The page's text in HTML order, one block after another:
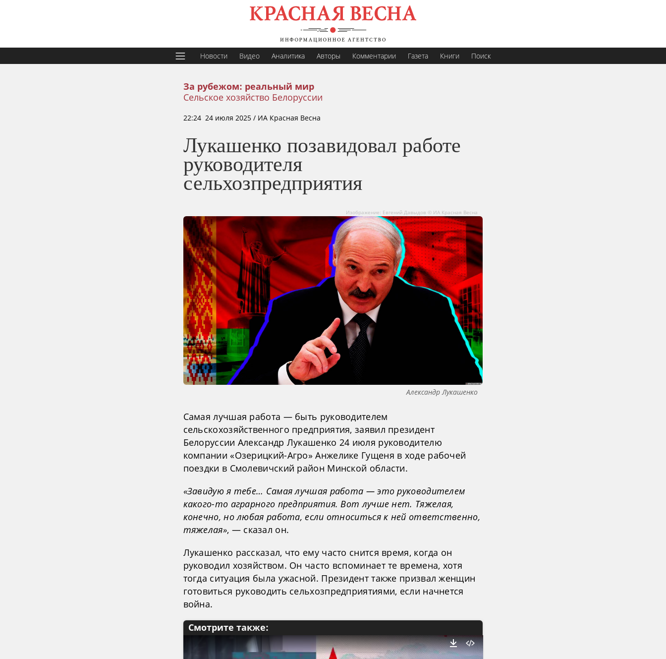
Новости Видео Аналитика Авторы Комментарии Газета Книги Поиск
За рубежом: реальный мир
Сельское хозяйство Белоруссии
22:24 24 июля 2025 / ИА Красная Весна
Лукашенко позавидовал работе
руководителя
сельхозпредприятия
Изображение: Евгений Давыдов © ИА Красная Весна
Александр Лукашенко
Самая лучшая работа — быть руководителем
сельскохозяйственного предприятия, заявил президент
Белоруссии Александр Лукашенко 24 июля руководителю
компании «Озерицкий-Агро» Анжелике Гущеня в ходе рабочей
поездки в Смолевичский район Минской области.
«Завидую я тебе… Самая лучшая работа — это руководителем
какого-то аграрного предприятия. Вот лучше нет. Тяжелая,
конечно, но любая работа, если относиться к ней ответственно,
тяжелая», — сказал он.
Лукашенко рассказал, что ему часто снится время, когда он
руководил хозяйством. Он часто вспоминает те времена, хотя
тогда ситуация была ужасной. Президент также призвал женщин
готовиться руководить сельхозпредприятиями, если начнется
война.
Смотрите также: